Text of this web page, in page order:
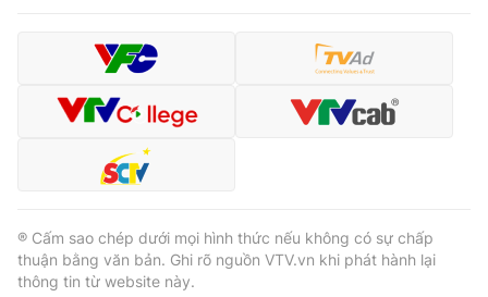
® Cấm sao chép dưới mọi hình thức nếu không có sự chấp
thuận bằng văn bản. Ghi rõ nguồn VTV.vn khi phát hành lại
thông tin từ website này.